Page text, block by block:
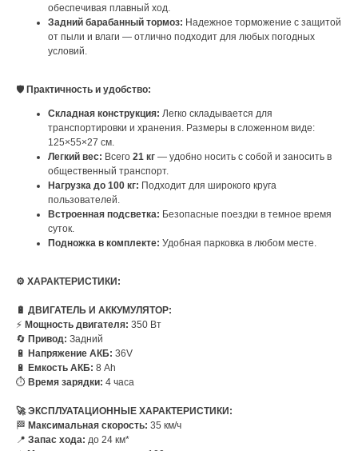
обеспечивая плавный ход.
Задний барабанный тормоз: Надежное торможение с защитой
от пыли и влаги — отлично подходит для любых погодных
условий.
🛡️ Практичность и удобство:
Складная конструкция: Легко складывается для
транспортировки и хранения. Размеры в сложенном виде:
125×55×27 см.
Легкий вес: Всего 21 кг — удобно носить с собой и заносить в
общественный транспорт.
Нагрузка до 100 кг: Подходит для широкого круга
пользователей.
Встроенная подсветка: Безопасные поездки в темное время
суток.
Подножка в комплекте: Удобная парковка в любом месте.
⚙️ ХАРАКТЕРИСТИКИ:
🔋 ДВИГАТЕЛЬ И АККУМУЛЯТОР:
⚡ Мощность двигателя: 350 Вт
🔄 Привод: Задний
🔋 Напряжение АКБ: 36V
🔋 Емкость АКБ: 8 Ah
⏱️ Время зарядки: 4 часа
🚀 ЭКСПЛУАТАЦИОННЫЕ ХАРАКТЕРИСТИКИ:
🏁 Максимальная скорость: 35 км/ч
📍 Запас хода: до 24 км*